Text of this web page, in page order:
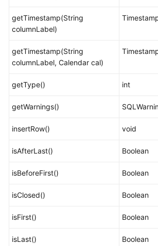
java.sql.CallableStatement
java.sql.DatabaseMetaData
java.sql.PreparedStatement
java.sql.ResultSet
java.sql.ResultSetMetaData
java.sql.Statement
getTimestamp(String
columnLabel)
getTimestamp(String
columnLabel, Calendar cal)
getType() int
getWarnings()
insertRow() void
isAfterLast() Boolean
isBeforeFirst() Boolean
isClosed() Boolean
isFirst() Boolean
isLast() Boolean